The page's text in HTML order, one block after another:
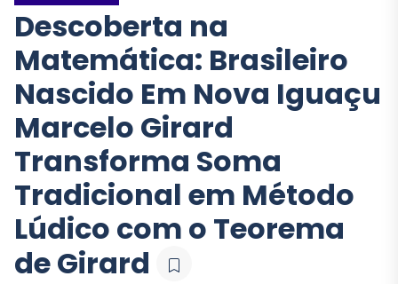
Descoberta na
Matemática: Brasileiro
Nascido Em Nova Iguaçu
Marcelo Girard
Transforma Soma
Tradicional em Método
Lúdico com o Teorema
de Girard